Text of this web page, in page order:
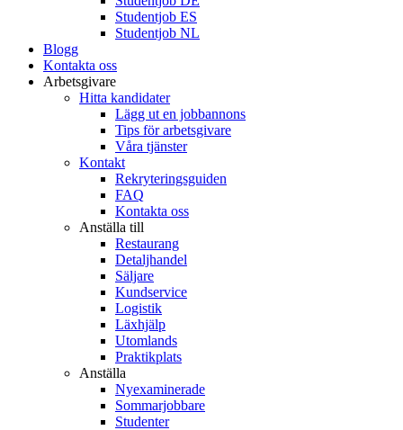
Studentjob ES
Studentjob NL
Blogg
Kontakta oss
Arbetsgivare
Hitta kandidater
Lägg ut en jobbannons
Tips för arbetsgivare
Våra tjänster
Kontakt
Rekryteringsguiden
FAQ
Kontakta oss
Anställa till
Restaurang
Detaljhandel
Säljare
Kundservice
Logistik
Läxhjälp
Utomlands
Praktikplats
Anställa
Nyexaminerade
Sommarjobbare
Studenter